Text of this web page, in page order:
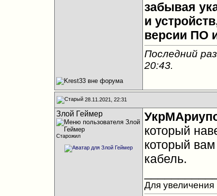
забывая
и
версии ПО
Последний
20:43.
28.11.2021, 22:31
Злой Геймер
Старожил
который
который
кабель.
Для